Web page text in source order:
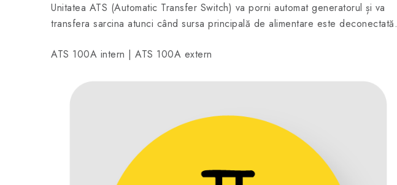
Unitatea ATS (Automatic Transfer Switch) va porni automat generatorul și va
transfera sarcina atunci când sursa principală de alimentare este deconectată.
ATS 100A intern | ATS 100A extern